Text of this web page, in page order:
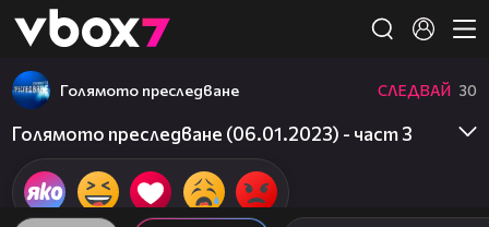
👾
Голямото преследване СЛЕДВАЙ 30
Голямото преследване (06.01.2023) - част 3